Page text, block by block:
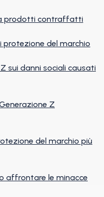
prodotti contraffatti
del marchio
sui danni sociali causati
Z
del marchio più
affrontare le minacce